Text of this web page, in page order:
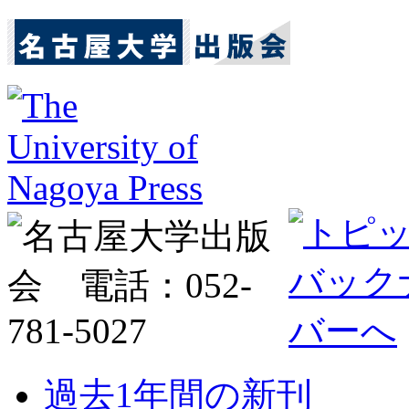
過去1年間の新刊